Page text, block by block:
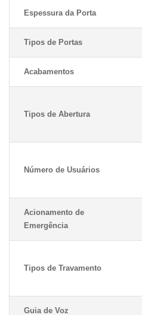
Espessura da Porta
Tipos de Portas
Acabamentos
Tipos de Abertura
Número de Usuários
Acionamento de
Emergência
Tipos de Travamento
Guia de Voz